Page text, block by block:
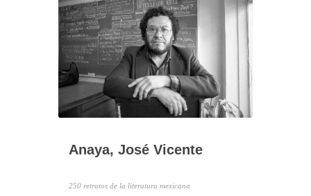
Anaya, José Vicente
250 retratos de la literatura mexicana